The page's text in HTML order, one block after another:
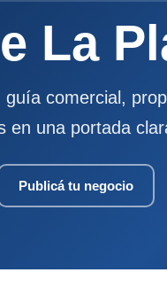
La
comercial,
en una portada
Publicá tu negocio